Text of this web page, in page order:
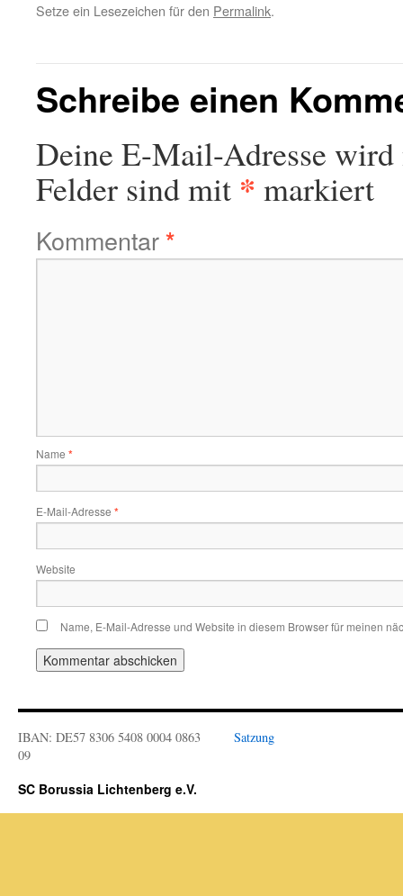
Setze ein Lesezeichen für den Permalink.
Schreibe einen
Deine E-Mail-Adresse
Felder sind mit * markiert
Kommentar*
Name *
E-Mail-Adresse *
Website
Name, E-Mail-Adresse und Website in diesem Browser für meinen
IBAN: DE57 8306 5408 0004 0863
09
Satzung
SC Borussia Lichtenberg e.V.